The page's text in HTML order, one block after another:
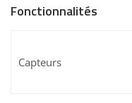
Fonctionnalités
Capteurs